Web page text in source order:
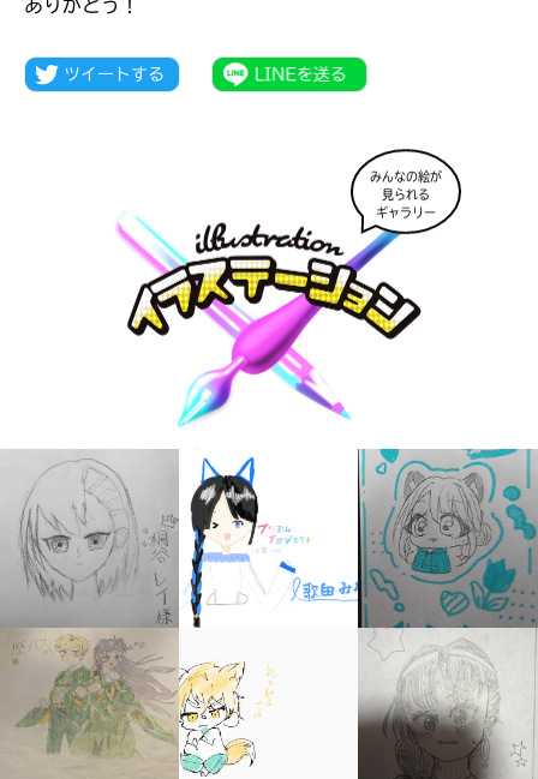
大人気
シリーズに
出会える
ありがとう！
みんなの絵が
見られる
ギャラリー